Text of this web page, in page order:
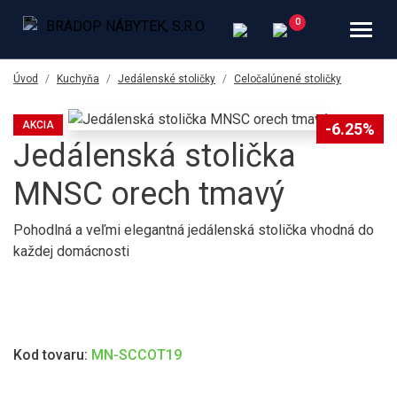
Úvod Kuchyňa Jedálenské stoličky Celočalúnené stoličky
AKCIA -6.25%
Jedálenská stolička
MNSC orech tmavý
Pohodlná a veľmi elegantná jedálenská stolička vhodná do
každej domácnosti
Kod tovaru: MN-SCCOT19